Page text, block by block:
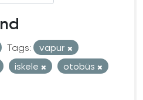
Tags:
vapur
iskele
otobüs